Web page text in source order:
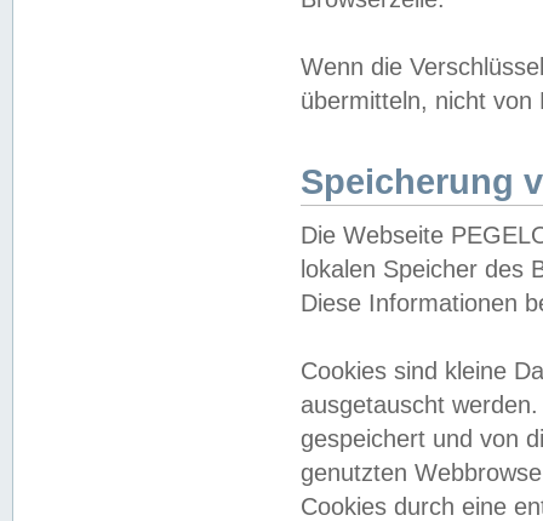
Wenn die
übermitteln, nicht von
Speicherung
Die Webseite
lokalen Speicher des
Diese Informationen
Cookies sind kleine
ausgetauscht
gespeichert und von
genutzten
Cookies durch eine